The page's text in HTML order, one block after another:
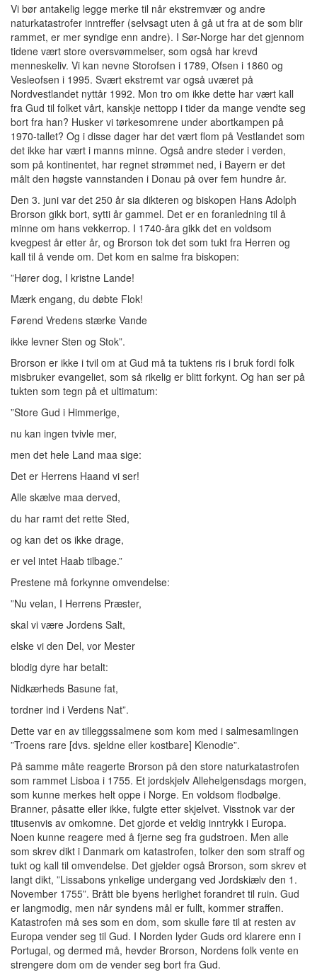
Vi bør antakelig legge merke til når ekstremvær og andre
naturkatastrofer inntreffer (selvsagt uten å gå ut fra at de som blir
rammet, er mer syndige enn andre). I Sør-Norge har det gjennom
tidene vært store oversvømmelser, som også har krevd
menneskeliv. Vi kan nevne Storofsen i 1789, Ofsen i 1860 og
Vesleofsen i 1995. Svært ekstremt var også uværet på
Nordvestlandet nyttår 1992. Mon tro om ikke dette har vært kall
fra Gud til folket vårt, kanskje nettopp i tider da mange vendte seg
bort fra han? Husker vi tørkesomrene under abortkampen på
1970-tallet? Og i disse dager har det vært flom på Vestlandet som
det ikke har vært i manns minne. Også andre steder i verden,
som på kontinentet, har regnet strømmet ned, i Bayern er det
målt den høgste vannstanden i Donau på over fem hundre år.
Den 3. juni var det 250 år sia dikteren og biskopen Hans Adolph
Brorson gikk bort, sytti år gammel. Det er en foranledning til å
minne om hans vekkerrop. I 1740-åra gikk det en voldsom
kvegpest år etter år, og Brorson tok det som tukt fra Herren og
kall til å vende om. Det kom en salme fra biskopen:
”Hører dog, I kristne Lande!
Mærk engang, du døbte Flok!
Førend Vredens stærke Vande
ikke levner Sten og Stok”.
Brorson er ikke i tvil om at Gud må ta tuktens ris i bruk fordi folk
misbruker evangeliet, som så rikelig er blitt forkynt. Og han ser på
tukten som tegn på et ultimatum:
”Store Gud i Himmerige,
nu kan ingen tvivle mer,
men det hele Land maa sige:
Det er Herrens Haand vi ser!
Alle skælve maa derved,
du har ramt det rette Sted,
og kan det os ikke drage,
er vel intet Haab tilbage.”
Prestene må forkynne omvendelse:
”Nu velan, I Herrens Præster,
skal vi være Jordens Salt,
elske vi den Del, vor Mester
blodig dyre har betalt:
Nidkærheds Basune fat,
tordner ind i Verdens Nat”.
Dette var en av tilleggssalmene som kom med i salmesamlingen
”Troens rare [dvs. sjeldne eller kostbare] Klenodie”.
På samme måte reagerte Brorson på den store naturkatastrofen
som rammet Lisboa i 1755. Et jordskjelv Allehelgensdags morgen,
som kunne merkes helt oppe i Norge. En voldsom flodbølge.
Branner, påsatte eller ikke, fulgte etter skjelvet. Visstnok var der
titusenvis av omkomne. Det gjorde et veldig inntrykk i Europa.
Noen kunne reagere med å fjerne seg fra gudstroen. Men alle
som skrev dikt i Danmark om katastrofen, tolker den som straff og
tukt og kall til omvendelse. Det gjelder også Brorson, som skrev et
langt dikt, ”Lissabons ynkelige undergang ved Jordskiælv den 1.
November 1755”. Brått ble byens herlighet forandret til ruin. Gud
er langmodig, men når syndens mål er fullt, kommer straffen.
Katastrofen må ses som en dom, som skulle føre til at resten av
Europa vender seg til Gud. I Norden lyder Guds ord klarere enn i
Portugal, og dermed må, hevder Brorson, Nordens folk vente en
strengere dom om de vender seg bort fra Gud.